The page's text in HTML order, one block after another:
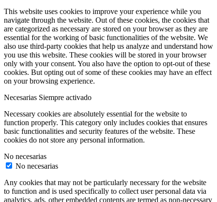
This website uses cookies to improve your experience while you
navigate through the website. Out of these cookies, the cookies that
are categorized as necessary are stored on your browser as they are
essential for the working of basic functionalities of the website. We
also use third-party cookies that help us analyze and understand how
you use this website. These cookies will be stored in your browser
only with your consent. You also have the option to opt-out of these
cookies. But opting out of some of these cookies may have an effect
on your browsing experience.
Necesarias Siempre activado
Necessary cookies are absolutely essential for the website to
function properly. This category only includes cookies that ensures
basic functionalities and security features of the website. These
cookies do not store any personal information.
No necesarias
No necesarias
Any cookies that may not be particularly necessary for the website
to function and is used specifically to collect user personal data via
analytics, ads, other embedded contents are termed as non-necessary